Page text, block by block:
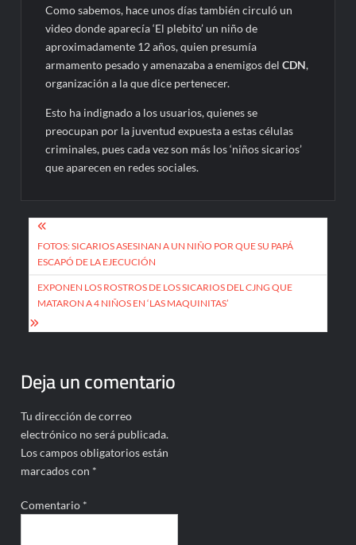
Como sabemos, hace unos días también circuló un
video donde aparecía ‘El plebito’ un niño de
aproximadamente 12 años, quien presumía
armamento pesado y amenazaba a enemigos delCDN,
organización a la que dice pertenecer.
Esto ha indignado a los usuarios, quienes se
preocupan por la juventud expuesta a estas células
criminales, pues cada vez son más los ‘niños sicarios’
que aparecen en redes sociales.
Navegación
de
entradas
FOTOS: SICARIOS ASESINAN A UN NIÑO POR QUE SU PAPÁ
ESCAPÓ DE LA EJECUCIÓN
EXPONEN LOS ROSTROS DE LOS SICARIOS DEL CJNG QUE
MATARON A 4 NIÑOS EN ‘LAS MAQUINITAS’
Deja un comentario
Tu dirección de correo
electrónico no será publicada.
Los campos obligatorios están
marcados con *
Comentario *